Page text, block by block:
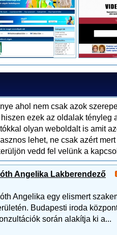
ahol nem csak azok
ezek az oldalak tényleg
olyan weboldalt is amit
lehet, ne csak azért
vedd fel velünk a
Angelika Lakberendező
Angelika egy elismert
Budapesti iroda
során alakítja ki a...